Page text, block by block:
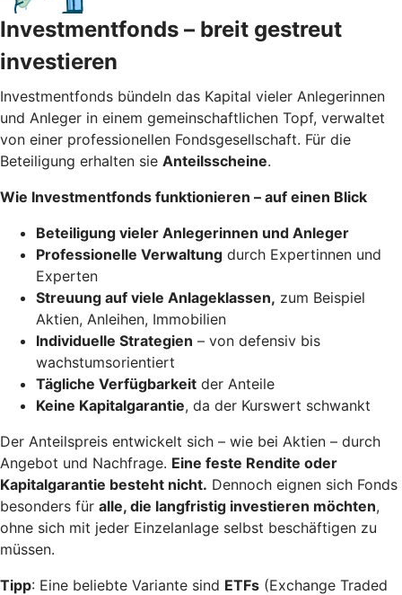
Investmentfonds – breit gestreut
investieren
Investmentfonds bündeln das Kapital vieler Anlegerinnen
und Anleger in einem gemeinschaftlichen Topf, verwaltet
von einer professionellen Fondsgesellschaft. Für die
Beteiligung erhalten sie Anteilsscheine.
Wie Investmentfonds funktionieren – auf einen Blick
Beteiligung vieler Anlegerinnen und Anleger
Professionelle Verwaltung durch Expertinnen und
Experten
Streuung auf viele Anlageklassen, zum Beispiel
Aktien, Anleihen, Immobilien
Individuelle Strategien – von defensiv bis
wachstumsorientiert
Tägliche Verfügbarkeit der Anteile
Keine Kapitalgarantie, da der Kurswert schwankt
Der Anteilspreis entwickelt sich – wie bei Aktien – durch
Angebot und Nachfrage. Eine feste Rendite oder
Kapitalgarantie besteht nicht. Dennoch eignen sich Fonds
besonders für alle, die langfristig investieren möchten,
ohne sich mit jeder Einzelanlage selbst beschäftigen zu
müssen.
Tipp: Eine beliebte Variante sind ETFs (Exchange Traded